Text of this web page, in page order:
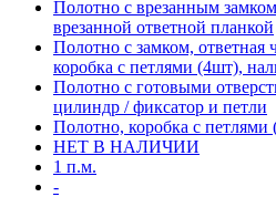
Полотно с врезанным
врезанной ответной планкой
Полотно с замком, ответная
коробка с петлями (4шт),
Полотно с готовыми
цилиндр / фиксатор и петли
Полотно, коробка с
НЕТ В НАЛИЧИИ
1 п.м.
-